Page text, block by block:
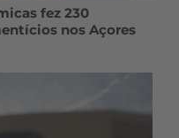
fez 230
nos Açores